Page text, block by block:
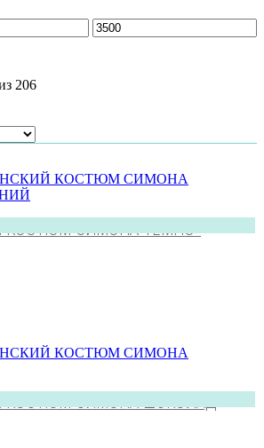
206
КОСТЮМ СИМОНА ТЕМНО-
КОСТЮМ СИМОНА ШОКОЛАД